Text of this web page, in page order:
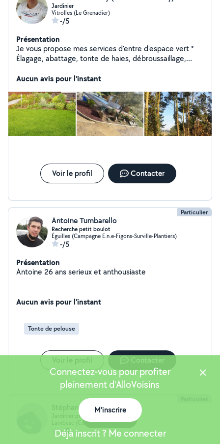
Jardinier
Vitrolles (Le Grenadier)
-/5
Présentation
Je vous propose mes services d'entre d'espace vert *
Élagage, abattage, tonte de haies, débroussaillage,
déplace sur Marseille et tous les alentours.
Aucun avis pour l'instant
Voir le profil Contacter
Particulier
Antoine Tumbarello
Recherche petit boulot
Éguilles (Campagne E.n.e-Figons-Surville-Plantiers)
-/5
Présentation
Antoine 26 ans serieux et anthousiaste
Aucun avis pour l'instant
Tonte de pelouse
Stéphane Valls
Jardinier pro et bricoleur
Lambesc (Centre)
-/5
Connectez-vous pour profiter
pleinement d'AlloVoisins
M'inscrire
Déjà inscrit ? Me connecter